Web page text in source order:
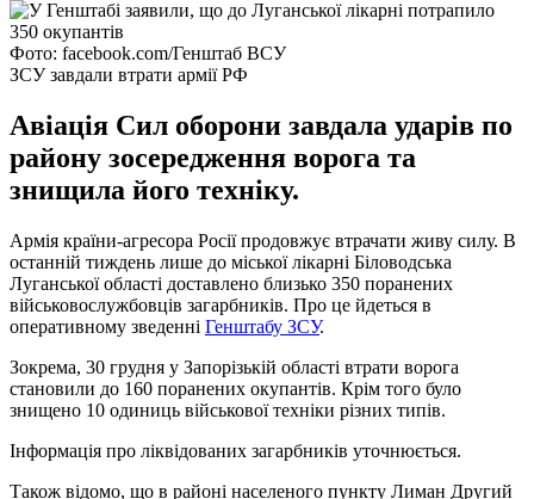
Фото: facebook.com/Генштаб ВСУ
ЗСУ завдали втрати армії РФ
Авіація Сил оборони завдала ударів по
району зосередження ворога та
знищила його техніку.
Армія країни-агресора Росії продовжує втрачати живу силу. В
останній тиждень лише до міської лікарні Біловодська
Луганської області доставлено близько 350 поранених
військовослужбовців загарбників. Про це йдеться в
оперативному зведенні Генштабу ЗСУ.
Зокрема, 30 грудня у Запорізькій області втрати ворога
становили до 160 поранених окупантів. Крім того було
знищено 10 одиниць військової техніки різних типів.
Інформація про ліквідованих загарбників уточнюється.
Також відомо, що в районі населеного пункту Лиман Другий